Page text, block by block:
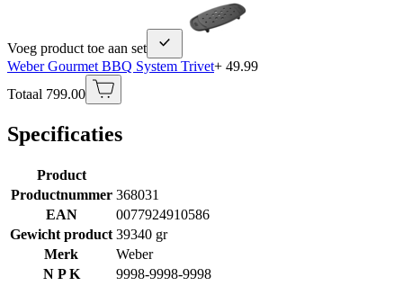
Voeg product toe aan set
Weber Gourmet BBQ System Trivet+ 49.99
Totaal 799.00
Specificaties
Product
Productnummer 368031
EAN
0077924910586
Gewicht product 39340 gr
Merk
Weber
N P K
9998-9998-9998